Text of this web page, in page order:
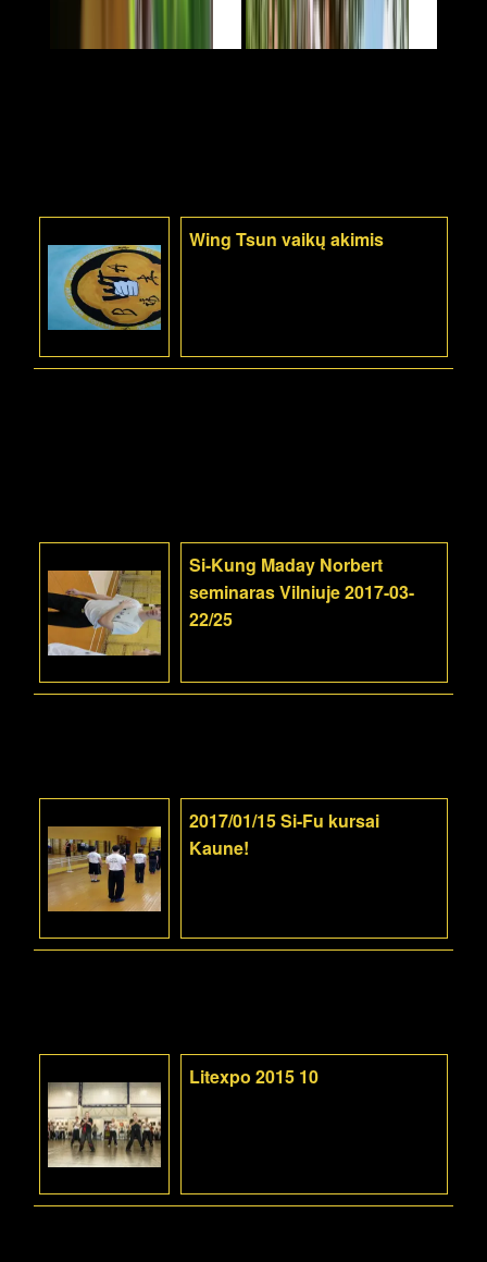
Wing Tsun vaikų akimis
Si-Kung Maday Norbert
seminaras Vilniuje 2017-03-
22/25
2017/01/15 Si-Fu kursai
Kaune!
Litexpo 2015 10